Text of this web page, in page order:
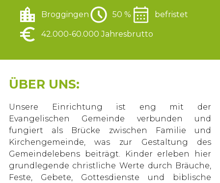
Broggingen 50 % befristet
42.000-60.000 Jahresbrutto
ÜBER UNS:
Unsere Einrichtung ist eng mit der
Evangelischen Gemeinde verbunden und
fungiert als Brücke zwischen Familie und
Kirchengemeinde, was zur Gestaltung des
Gemeindelebens beiträgt. Kinder erleben hier
grundlegende christliche Werte durch Bräuche,
Feste, Gebete, Gottesdienste und biblische